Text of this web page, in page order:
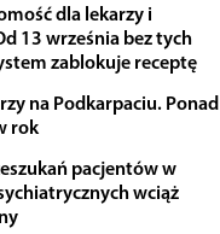
dla lekarzy i
13 września bez tych
zablokuje receptę
na Podkarpaciu. Ponad
rok
pacjentów w
wciąż